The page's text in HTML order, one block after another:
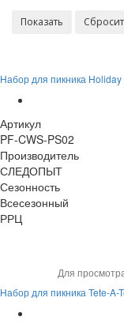
Набор для пикника
Артикул
PF-CWS-PS02
Производитель
СЛЕДОПЫТ
Сезонность
Всесезонный
РРЦ
Для
Набор для пикника Tete-